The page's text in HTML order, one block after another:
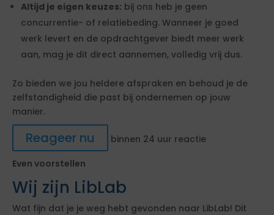
Altijd je eigen keuzes: bij ons heb je geen
concurrentie- of relatiebeding. Wanneer je goed
werk levert en de opdrachtgever biedt meer werk
aan, mag je dit direct aannemen, volledig vrij dus.
Zo bieden we jou heldere afspraken en behoud je de
zelfstandigheid die past bij ondernemen op jouw
manier.
Reageer nu
binnen 24 uur reactie
Even voorstellen
Wij zijn LibLab
Wat fijn dat je je weg hebt gevonden naar LibLab! Dit